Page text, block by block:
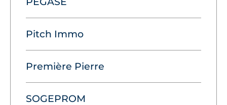
Pitch Immo
Première Pierre
SOGEPROM